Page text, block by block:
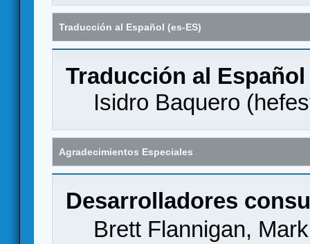
Traducción al Español (es-ES)
Traducción al Español
Isidro Baquero (
Agradecimientos Especiales
Desarrolladores
Brett Flannigan,